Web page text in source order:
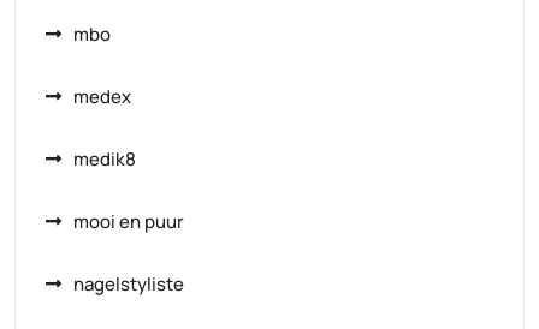
mbo
medex
medik8
mooi en puur
nagelstyliste